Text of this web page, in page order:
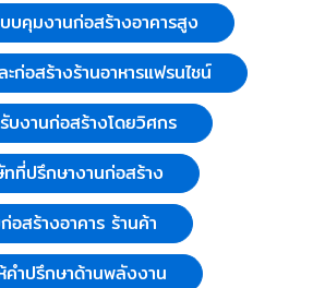
บคุมงานก่อสร้างอาคารสูง
ก่อสร้างร้านอาหารแฟรนไชน์
บงานก่อสร้างโดยวิศกร
ที่ปรึกษางานก่อสร้าง
อสร้างอาคาร ร้านค้า
คำปรึกษาด้านพลังงาน